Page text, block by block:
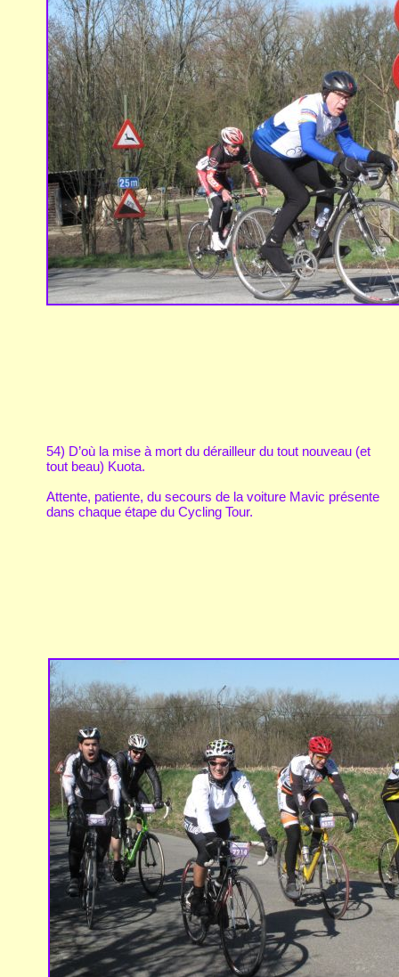
54) D’où la mise à mort du dérailleur du tout nouveau (et
tout beau) Kuota.
Attente, patiente, du secours de la voiture Mavic présente
dans chaque étape du Cycling Tour.